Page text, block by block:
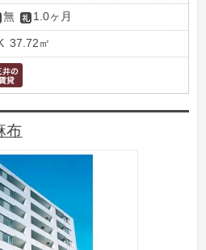
無 1.0ヶ月
37.72㎡
布